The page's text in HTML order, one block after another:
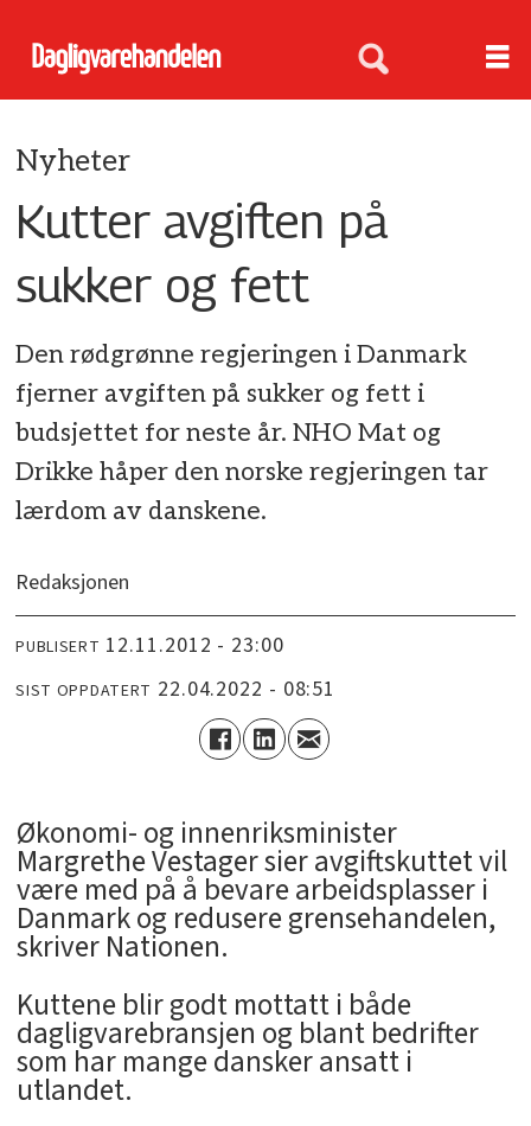
Nyheter
Kutter avgiften på
sukker og fett
Den rødgrønne regjeringen i Danmark
fjerner avgiften på sukker og fett i
budsjettet for neste år. NHO Mat og
Drikke håper den norske regjeringen tar
lærdom av danskene.
Redaksjonen
PUBLISERT 12.11.2012 - 23:00
SIST OPPDATERT 22.04.2022 - 08:51
Økonomi- og innenriksminister
Margrethe Vestager sier avgiftskuttet vil
være med på å bevare arbeidsplasser i
Danmark og redusere grensehandelen,
skriver Nationen.
Kuttene blir godt mottatt i både
dagligvarebransjen og blant bedrifter
som har mange dansker ansatt i
utlandet.